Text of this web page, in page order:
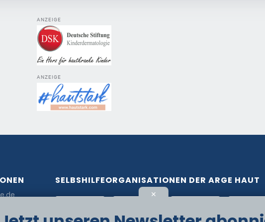
ANZEIGE
ANZEIGE
SELBSHILFEORGANISATIONEN DER ARGE HAUT
✕